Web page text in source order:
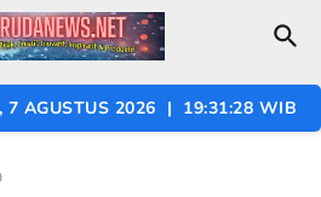
7 AGUSTUS 2026 | 19:31:29 WIB